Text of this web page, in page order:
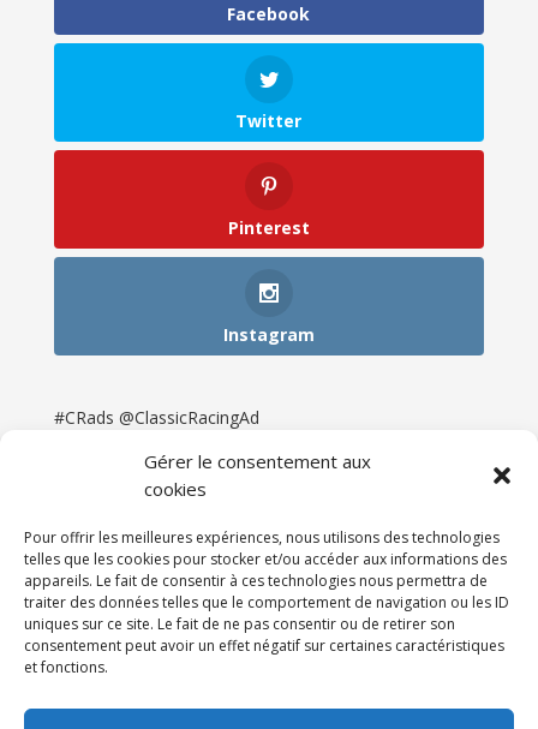
Gérer le consentement aux
cookies
Pour offrir les meilleures expériences, nous utilisons des technologies
telles que les cookies pour stocker et/ou accéder aux informations des
appareils. Le fait de consentir à ces technologies nous permettra de
traiter des données telles que le comportement de navigation ou les ID
uniques sur ce site. Le fait de ne pas consentir ou de retirer son
consentement peut avoir un effet négatif sur certaines caractéristiques
et fonctions.
Facebook
Twitter
Pinterest
Instagram
#CRads @ClassicRacingAd
Newsletter & Presse
Partenaires Tarifs